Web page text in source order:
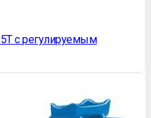
c регулируемым